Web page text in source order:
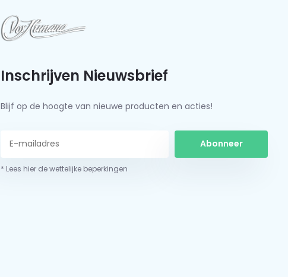
Inschrijven Nieuwsbrief
Blijf op de hoogte van nieuwe producten en acties!
Abonneer
* Lees hier de wettelijke beperkingen